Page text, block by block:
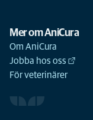
Mer om AniCura
Om AniCura
Jobba hos oss
För veterinärer